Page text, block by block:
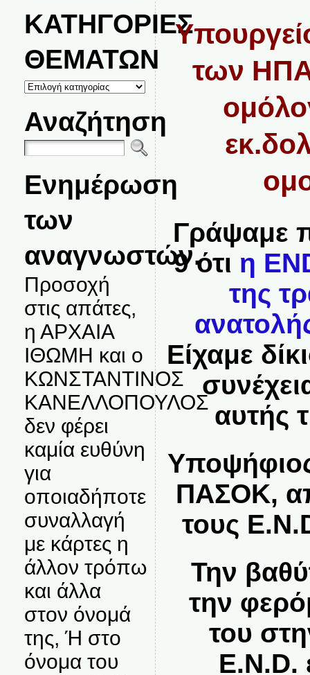
ΚΑΤΗΓΟΡΙΕΣ
ΘΕΜΑΤΩΝ
ΚΑΤΗΓΟΡΙΕΣ
ΘΕΜΑΤΩΝ
Αναζήτηση
Ενημέρωση
των
αναγνωστών.
Προσοχή
στις απάτες,
η ΑΡΧΑΙΑ
ΙΘΩΜΗ και ο
ΚΩΝΣΤΑΝΤΙΝΟΣ
ΚΑΝΕΛΛΟΠΟΥΛΟΣ
δεν φέρει
καμία ευθύνη
για
οποιαδήποτε
συναλλαγή
με κάρτες η
άλλον τρόπω
και άλλα
στον όνομά
της, Ή στο
όνομα του
των
Γράψαμε
9 ότι η
της
Είχαμε
αυτής
ΠΑΣΟΚ,
τους
Την
την
του
E.N.D.